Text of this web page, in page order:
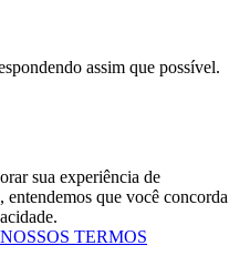
assim que possível.
sua experiência de
que você concorda
TERMOS